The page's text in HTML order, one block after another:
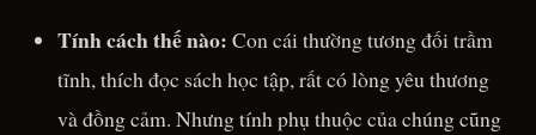
Tính cách thế nào: Con cái thường tương đối trầm
tĩnh, thích đọc sách học tập, rất có lòng yêu thương
và đồng cảm. Nhưng tính phụ thuộc của chúng cũng